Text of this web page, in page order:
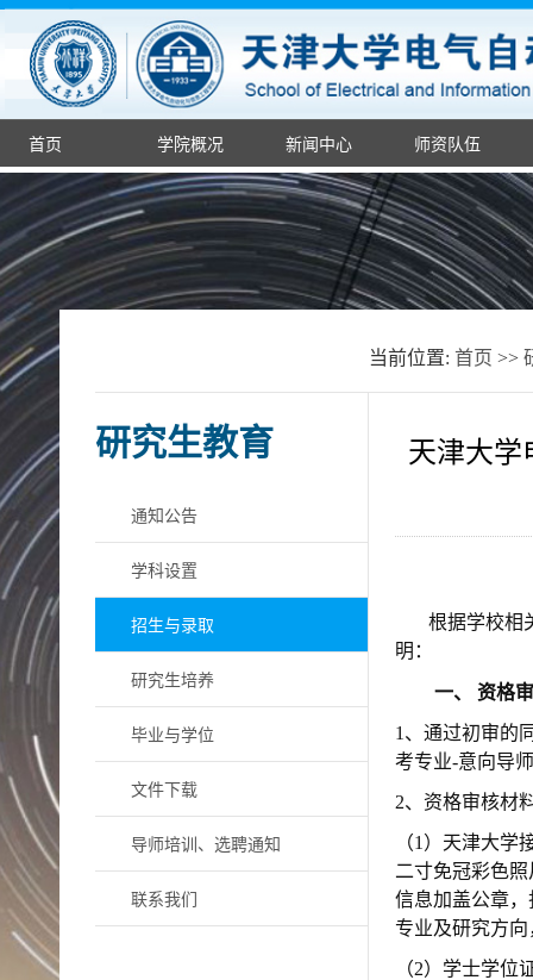
首页 学院概况 新闻中心 师资队伍
当前位置: 首页 >>
研究生教育
通知公告
学科设置
招生与录取
研究生培养
毕业与学位
文件下载
导师培训、选聘通知
联系我们
天津大学
根据学校相
明：
一、 资格
1、通过初审的
考专业-意向导
2、资格审核材
（1）天津大
二寸免冠彩色
信息加盖公章
专业及研究方
（2）学士学位